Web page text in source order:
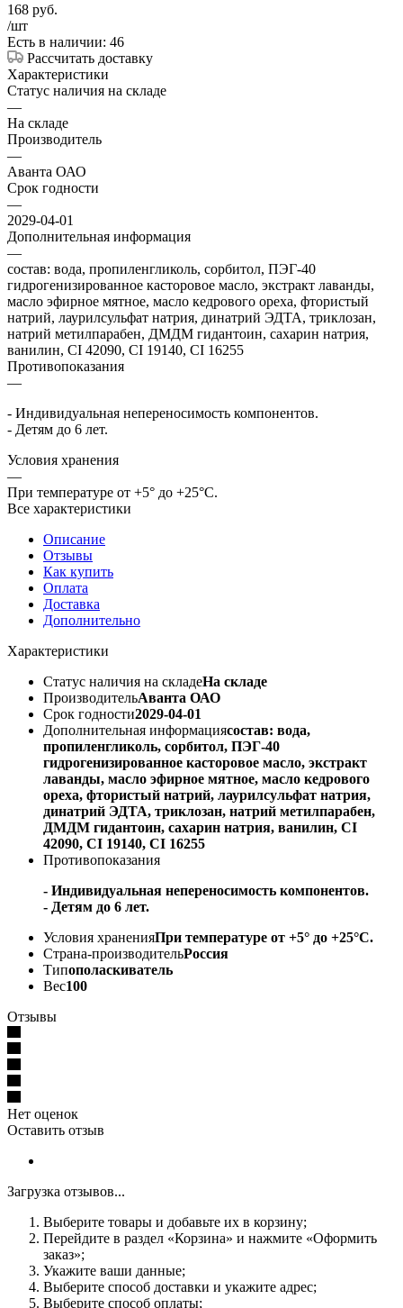
168 руб.
/шт
Есть в наличии: 46
Рассчитать доставку
Характеристики
Статус наличия на складе
—
На складе
Производитель
—
Аванта ОАО
Срок годности
—
2029-04-01
Дополнительная информация
—
состав: вода, пропиленгликоль, сорбитол, ПЭГ-40
гидрогенизированное касторовое масло, экстракт лаванды,
масло эфирное мятное, масло кедрового ореха, фтористый
натрий, лаурилсульфат натрия, динатрий ЭДТА, триклозан,
натрий метилпарабен, ДМДМ гидантоин, сахарин натрия,
ванилин, CI 42090, CI 19140, СI 16255
Противопоказания
—
- Индивидуальная непереносимость компонентов.
- Детям до 6 лет.
Условия хранения
—
При температуре от +5° до +25°С.
Все характеристики
Описание
Отзывы
Как купить
Оплата
Доставка
Дополнительно
Характеристики
Статус наличия на складеНа складе
ПроизводительАванта ОАО
Срок годности2029-04-01
Дополнительная информациясостав: вода,
пропиленгликоль, сорбитол, ПЭГ-40
гидрогенизированное касторовое масло, экстракт
лаванды, масло эфирное мятное, масло кедрового
ореха, фтористый натрий, лаурилсульфат натрия,
динатрий ЭДТА, триклозан, натрий метилпарабен,
ДМДМ гидантоин, сахарин натрия, ванилин, CI
42090, CI 19140, СI 16255
Противопоказания
- Индивидуальная непереносимость компонентов.
- Детям до 6 лет.
Условия храненияПри температуре от +5° до +25°С.
Страна-производительРоссия
Типополаскиватель
Вес100
Отзывы
Нет оценок
Оставить отзыв
Загрузка отзывов...
Выберите товары и добавьте их в корзину;
Перейдите в раздел «Корзина» и нажмите «Оформить
заказ»;
Укажите ваши данные;
Выберите способ доставки и укажите адрес;
Выберите способ оплаты;